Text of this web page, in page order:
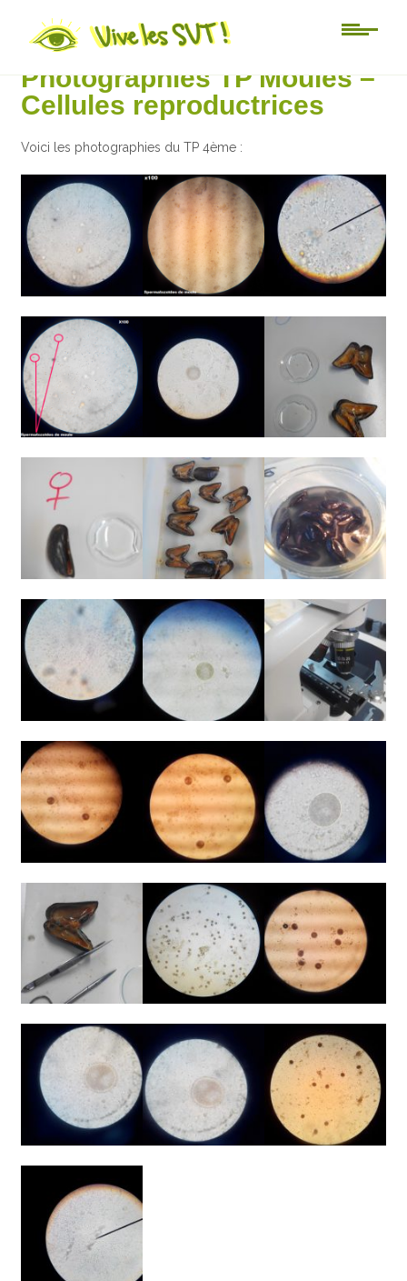
Collège
Photographies TP Moules –
Cellules reproductrices
Voici les photographies du TP 4ème :